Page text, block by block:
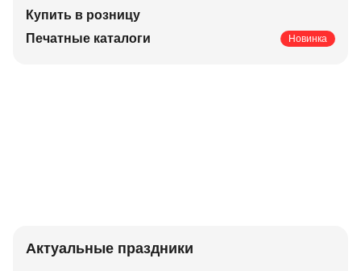
Купить в розницу
Печатные каталоги
Новинка
Актуальные праздники